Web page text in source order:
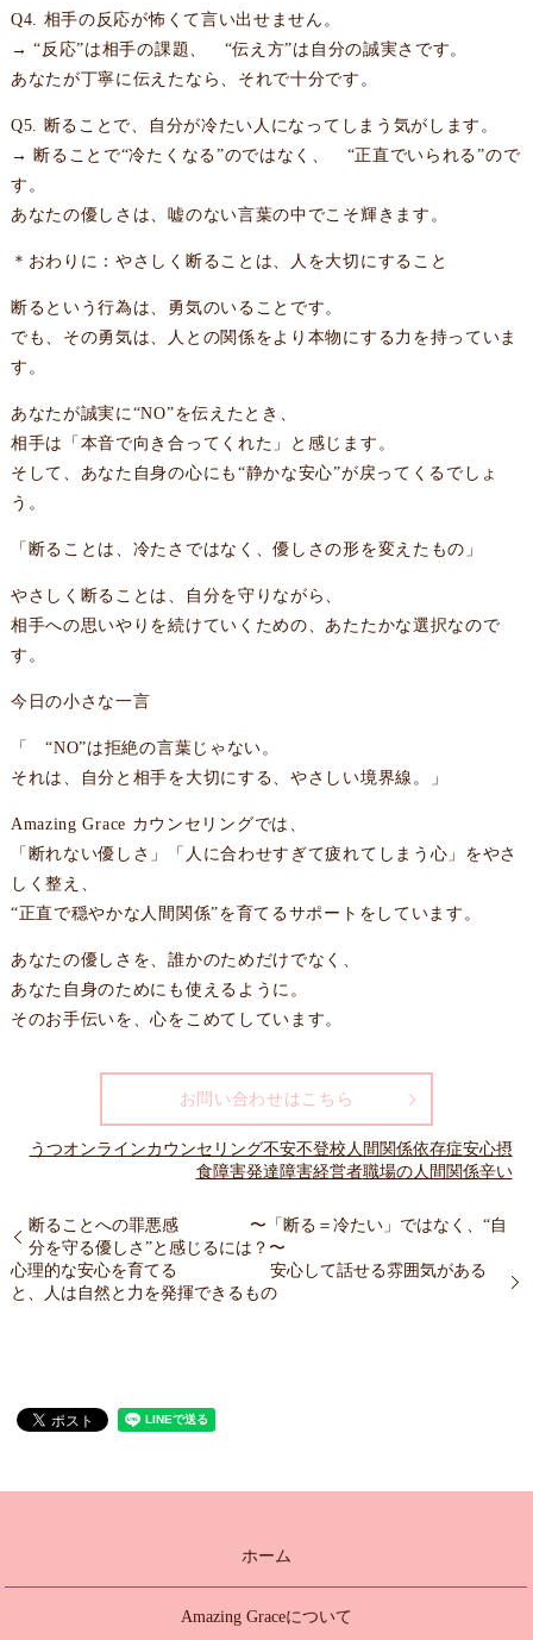
Q4. 相手の反応が怖くて言い出せません。
→ “反応”は相手の課題、 “伝え方”は自分の誠実さです。
あなたが丁寧に伝えたなら、それで十分です。
Q5. 断ることで、自分が冷たい人になってしまう気がします。
→ 断ることで“冷たくなる”のではなく、 “正直でいられる”ので
す。
あなたの優しさは、嘘のない言葉の中でこそ輝きます。
＊おわりに：やさしく断ることは、人を大切にすること
断るという行為は、勇気のいることです。
でも、その勇気は、人との関係をより本物にする力を持っていま
す。
あなたが誠実に“NO”を伝えたとき、
相手は「本音で向き合ってくれた」と感じます。
そして、あなた自身の心にも“静かな安心”が戻ってくるでしょ
う。
「断ることは、冷たさではなく、優しさの形を変えたもの」
やさしく断ることは、自分を守りながら、
相手への思いやりを続けていくための、あたたかな選択なので
す。
今日の小さな一言
「 “NO”は拒絶の言葉じゃない。
それは、自分と相手を大切にする、やさしい境界線。」
Amazing Grace カウンセリングでは、
「断れない優しさ」「人に合わせすぎて疲れてしまう心」をやさ
しく整え、
“正直で穏やかな人間関係”を育てるサポートをしています。
あなたの優しさを、誰かのためだけでなく、
あなた自身のためにも使えるように。
そのお手伝いを、心をこめてしています。
お問い合わせはこちら
うつオンラインカウンセリング不安不登校 人間関係依存症安心摂
食障害発達障害経営者職場の人間関係辛い
断ることへの罪悪感 〜「断る＝冷たい」ではなく、“自
分を守る優しさ”と感じるには？〜
心理的な安心を育てる 安心して話せる雰囲気がある
と、人は自然と力を発揮できるもの
ホーム
Amazing Graceについて